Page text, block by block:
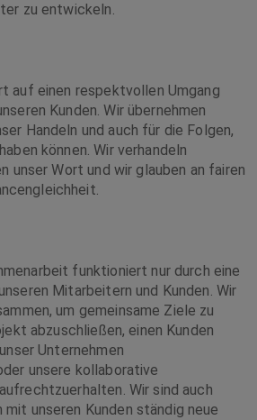
zu entwickeln.
auf einen respektvollen Umgang
Kunden. Wir übernehmen
Handeln und auch für die Folgen,
können. Wir verhandeln
unser Wort und wir glauben an fairen
funktioniert nur durch eine
Mitarbeitern und Kunden. Wir
um gemeinsame Ziele zu
abzuschließen, einen Kunden
Unternehmen
unsere kollaborative
Wir sind auch
unseren Kunden ständig neue